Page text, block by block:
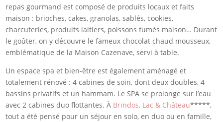
repas gourmand est composé de produits locaux et faits
maison : brioches, cakes, granolas, sablés, cookies,
charcuteries, produits laitiers, poissons fumés maison… Durant
le goûter, on y découvre le fameux chocolat chaud mousseux,
emblématique de la Maison Cazenave, servi à table.
Un espace spa et bien-être est également aménagé et
totalement rénové : 4 cabines de soin, dont deux doubles, 4
bassins privatifs et un hammam. Le SPA se prolonge sur l’eau
avec 2 cabines duo flottantes. À Brindos, Lac & Château*****,
tout a été pensé pour un séjour en solo, en duo ou en famille,